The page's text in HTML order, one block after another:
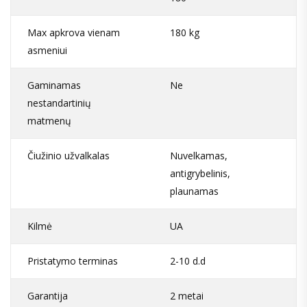
Max apkrova vienam
asmeniui
180 kg
Gaminamas
nestandartinių
matmenų
Ne
Čiužinio užvalkalas
Nuvelkamas,
antigrybelinis,
plaunamas
Kilmė UA
Pristatymo terminas 2-10 d.d
Garantija 2 metai